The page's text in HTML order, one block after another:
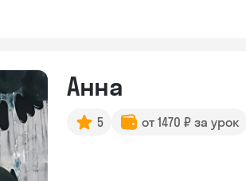
Анна
5 от 1470 ₽ за урок